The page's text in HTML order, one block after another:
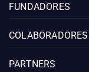
FUNDADORES
COLABORADORES
PARTNERS